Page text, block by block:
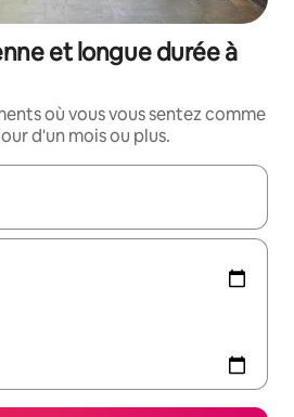
et longue durée à
où vous vous sentez comme
d'un mois ou plus.
utilisez les flèches vers le